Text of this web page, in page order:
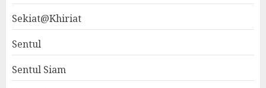
Sekiat@Khiriat
Sentul
Sentul Siam